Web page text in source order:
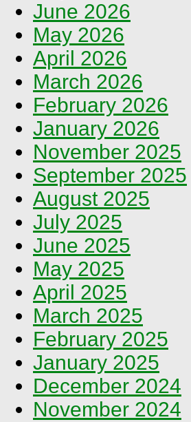
June 2026
May 2026
April 2026
March 2026
February 2026
January 2026
November 2025
September 2025
August 2025
July 2025
June 2025
May 2025
April 2025
March 2025
February 2025
January 2025
December 2024
November 2024